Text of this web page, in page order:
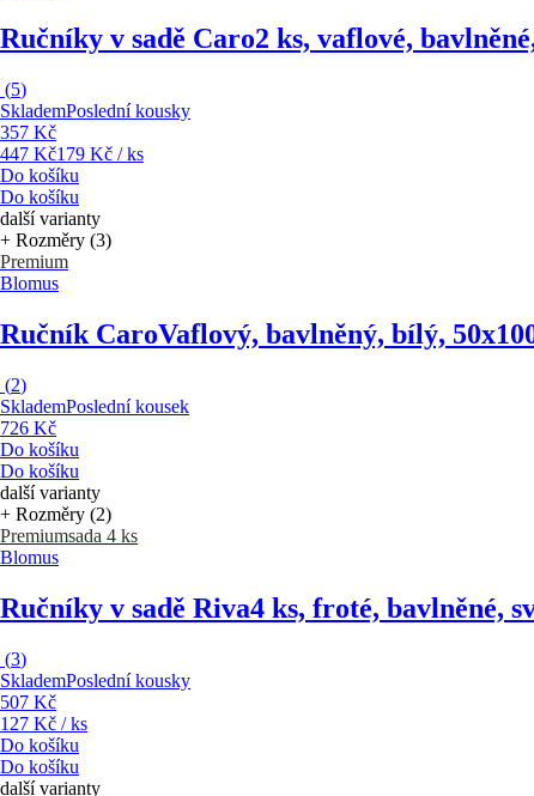
Ručníky v sadě Caro2 ks, vaflové,
(5)
SklademPoslední kousky
357 Kč
447 Kč179 Kč / ks
Do košíku
Do košíku
další varianty
+ Rozměry (3)
Premium
Blomus
Ručník CaroVaflový, bavlněný, bílý,
(2)
SklademPoslední kousek
726 Kč
Do košíku
Do košíku
další varianty
+ Rozměry (2)
Premiumsada 4 ks
Blomus
Ručníky v sadě Riva4 ks, froté, bavlněné,
(3)
SklademPoslední kousky
507 Kč
127 Kč / ks
Do košíku
Do košíku
další varianty